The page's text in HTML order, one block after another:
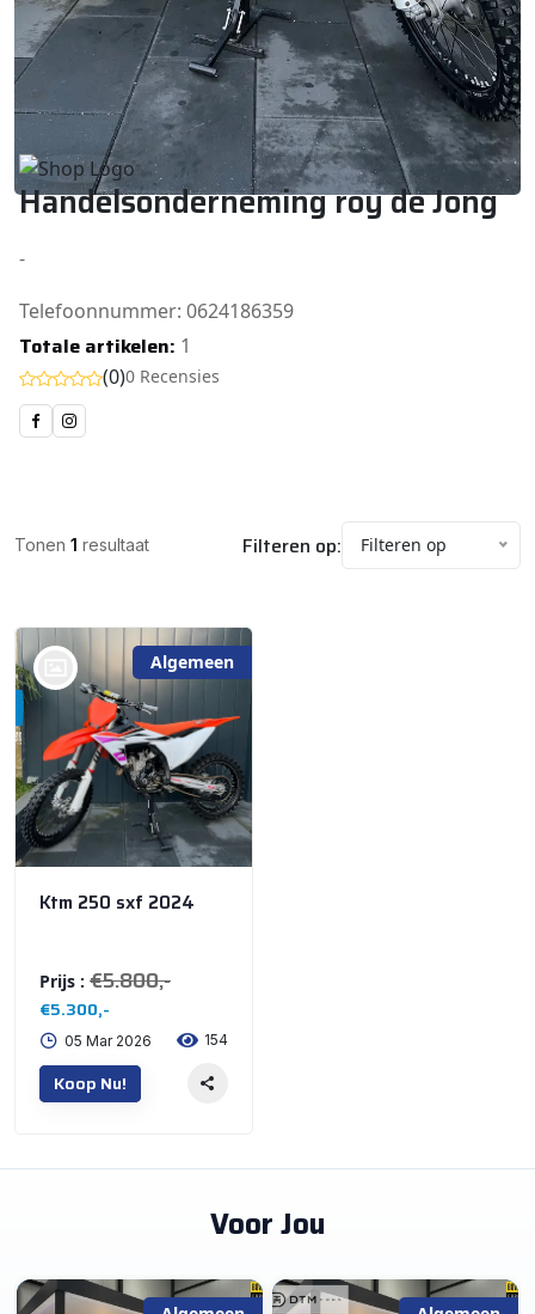
Handelsonderneming roy de Jong
-
Telefoonnummer: 0624186359
Totale artikelen: 1
(0)0 Recensies
Tonen 1 resultaat Filteren op: Filteren op
Algemeen
@Handelsonderneming
Ktm 250 sxf 2024
Prijs : €5.800,-
€5.300,-
05 Mar 2026 154
Koop Nu!
Voor Jou